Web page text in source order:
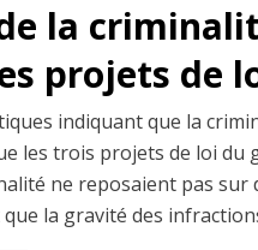
la
projets de
indiquant que la
les trois projets de loi
ne reposaient pas sur
la gravité des